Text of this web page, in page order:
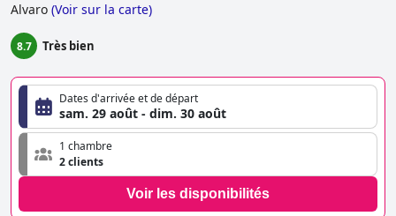
Alvaro (Voir sur la carte)
8.7 Très bien
Dates d'arrivée et de départ
sam. 29 août - dim. 30 août
1 chambre
2 clients
Voir les disponibilités